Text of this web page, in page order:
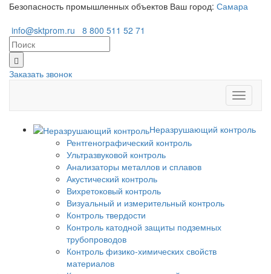
Безопасность промышленных объектов Ваш город: Самара
info@sktprom.ru
8 800 511 52 71
Заказать звонок
Неразрушающий контроль
Рентгенографический контроль
Ультразвуковой контроль
Анализаторы металлов и сплавов
Акустический контроль
Вихретоковый контроль
Визуальный и измерительный контроль
Контроль твердости
Контроль катодной защиты подземных
трубопроводов
Контроль физико-химических свойств
материалов